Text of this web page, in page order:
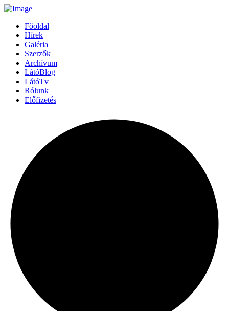
Főoldal
Hírek
Galéria
Szerzők
Archívum
LátóBlog
LátóTv
Rólunk
Előfizetés